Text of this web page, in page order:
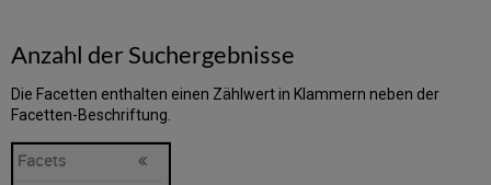
Anzahl der Suchergebnisse
Die Facetten enthalten einen Zählwert in Klammern neben der
Facetten-Beschriftung.